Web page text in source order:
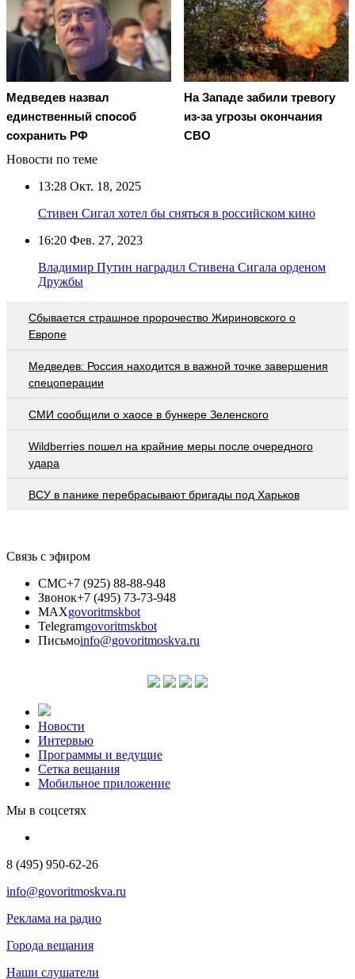
Медведев назвал
единственный способ
сохранить РФ
На Западе забили тревогу
из-за угрозы окончания
СВО
Новости по теме
13:28 Окт. 18, 2025
Стивен Сигал хотел бы сняться в российском кино
16:20 Фев. 27, 2023
Владимир Путин наградил Стивена Сигала орденом
Дружбы
Сбывается страшное пророчество Жириновского о
Европе
Медведев: Россия находится в важной точке завершения
спецоперации
СМИ сообщили о хаосе в бункере Зеленского
Wildberries пошел на крайние меры после очередного
удара
ВСУ в панике перебрасывают бригады под Харьков
Связь с эфиром
СМС+7 (925) 88-88-948
Звонок+7 (495) 73-73-948
MAXgovoritmskbot
Telegramgovoritmskbot
Письмоinfo@govoritmoskva.ru
Новости
Интервью
Программы и ведущие
Сетка вещания
Мобильное приложение
Мы в соцсетях
8 (495) 950-62-26
info@govoritmoskva.ru
Реклама на радио
Города вещания
Наши слушатели